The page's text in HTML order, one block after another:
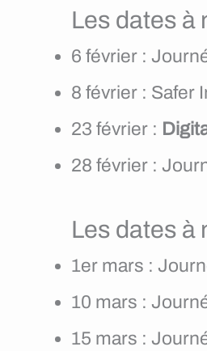
Les dates à
6 février :
8 février : Safer
23 février :
28 février :
Les dates à
1er mars :
10 mars :
15 mars :